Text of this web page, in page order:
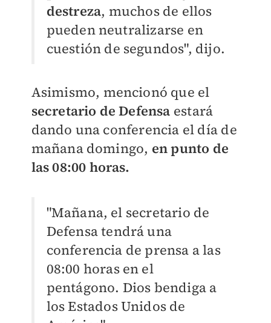
destreza, muchos de ellos
pueden neutralizarse en
cuestión de segundos", dijo.
Asimismo, mencionó que el
secretario de Defensa estará
dando una conferencia el día de
mañana domingo, en punto de
las 08:00 horas.
"Mañana, el secretario de
Defensa tendrá una
conferencia de prensa a las
08:00 horas en el
pentágono. Dios bendiga a
los Estados Unidos de